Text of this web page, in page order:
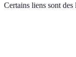
Certains liens sont